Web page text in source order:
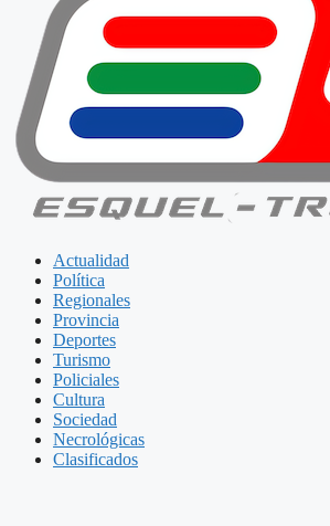
Actualidad
Política
Regionales
Provincia
Deportes
Turismo
Policiales
Cultura
Sociedad
Necrológicas
Clasificados